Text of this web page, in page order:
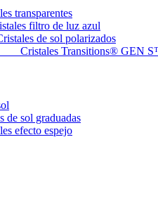
transparentes
filtro de luz azul
de sol polarizados
Cristales Transitions® GEN
de sol graduadas
efecto espejo